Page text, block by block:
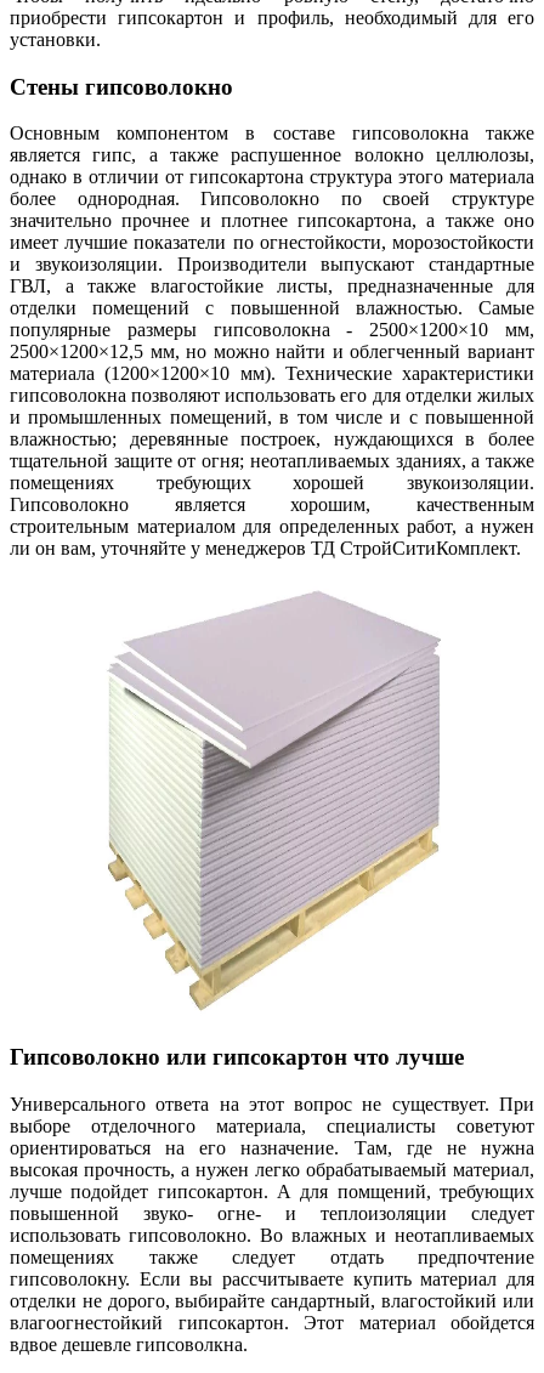
приобрести гипсокартон и профиль, необходимый для его
установки.
Стены гипсоволокно
Основным компонентом в составе гипсоволокна также
является гипс, а также распушенное волокно целлюлозы,
однако в отличии от гипсокартона структура этого материала
более однородная. Гипсоволокно по своей структуре
значительно прочнее и плотнее гипсокартона, а также оно
имеет лучшие показатели по огнестойкости, морозостойкости
и звукоизоляции. Производители выпускают стандартные
ГВЛ, а также влагостойкие листы, предназначенные для
отделки помещений с повышенной влажностью. Самые
популярные размеры гипсоволокна - 2500×1200×10 мм,
2500×1200×12,5 мм, но можно найти и облегченный вариант
материала (1200×1200×10 мм). Технические характеристики
гипсоволокна позволяют использовать его для отделки жилых
и промышленных помещений, в том числе и с повышенной
влажностью; деревянные построек, нуждающихся в более
тщательной защите от огня; неотапливаемых зданиях, а также
помещениях требующих хорошей звукоизоляции.
Гипсоволокно является хорошим, качественным
строительным материалом для определенных работ, а нужен
ли он вам, уточняйте у менеджеров ТД СтройСитиКомплект.
Гипсоволокно или гипсокартон что лучше
Универсального ответа на этот вопрос не существует. При
выборе отделочного материала, специалисты советуют
ориентироваться на его назначение. Там, где не нужна
высокая прочность, а нужен легко обрабатываемый материал,
лучше подойдет гипсокартон. А для помщений, требующих
повышенной звуко- огне- и теплоизоляции следует
использовать гипсоволокно. Во влажных и неотапливаемых
помещениях также следует отдать предпочтение
гипсоволокну. Если вы рассчитываете купить материал для
отделки не дорого, выбирайте сандартный, влагостойкий или
влагоогнестойкий гипсокартон. Этот материал обойдется
вдвое дешевле гипсоволкна.